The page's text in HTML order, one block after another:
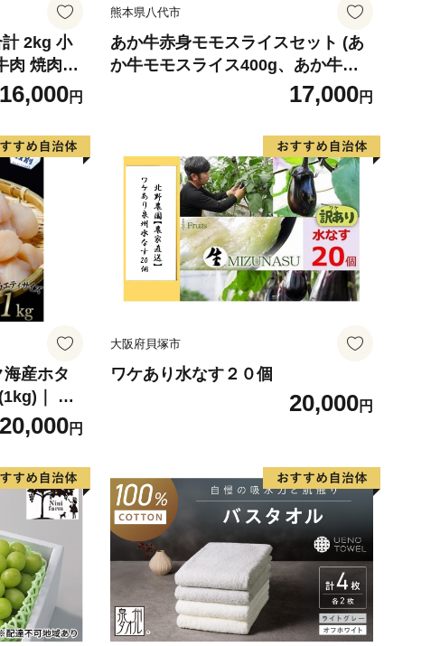
計 2kg 小
肉 焼肉用
い】
16,000円
熊本県八代市
あか牛赤身モモスライスセット (あ
か牛モモスライス400g、あか牛の
17,000円
産ホタ
｜ 訳
20,000円
大阪府貝塚市
ワケあり水なす２０個
20,000円